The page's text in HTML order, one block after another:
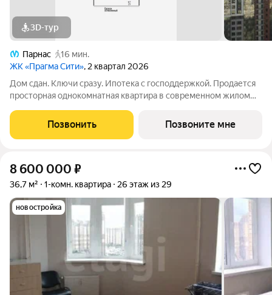
3D-тур
Парнас
16 мин.
ЖК «Прагма Сити», 2 квартал 2026
Дом сдан. Ключи сразу. Ипотека с господдержкой. Продается
просторная однокомнатная квартира в современном жилом
можно заказать у застройщика. Общая площадь квартиры 40.9
Позвонить Позвоните мне
8 600 000 ₽
36,7 м² 1-комн. квартира 26 этаж из 29
новостройка